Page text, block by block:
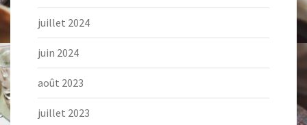
juillet 2024
juin 2024
août 2023
juillet 2023